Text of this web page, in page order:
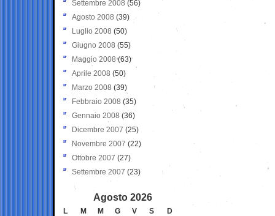
Settembre 2008 (56)
Agosto 2008 (39)
Luglio 2008 (50)
Giugno 2008 (55)
Maggio 2008(63)
Aprile 2008 (50)
Marzo 2008 (39)
Febbraio 2008 (35)
Gennaio 2008 (36)
Dicembre 2007 (25)
Novembre 2007 (22)
Ottobre 2007 (27)
Settembre 2007 (23)
Agosto 2026
L M M G V S
D